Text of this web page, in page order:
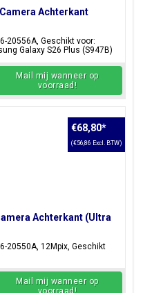
Achterkant
20556A, Geschikt voor:
Galaxy S26 Plus (S947B)
Mail mij wanneer op
voorraad!
Achterkant (Ultra
20550A, 12Mpix, Geschikt
€68,80*
(€56,86 Excl. BTW)
Mail mij wanneer op
voorraad!